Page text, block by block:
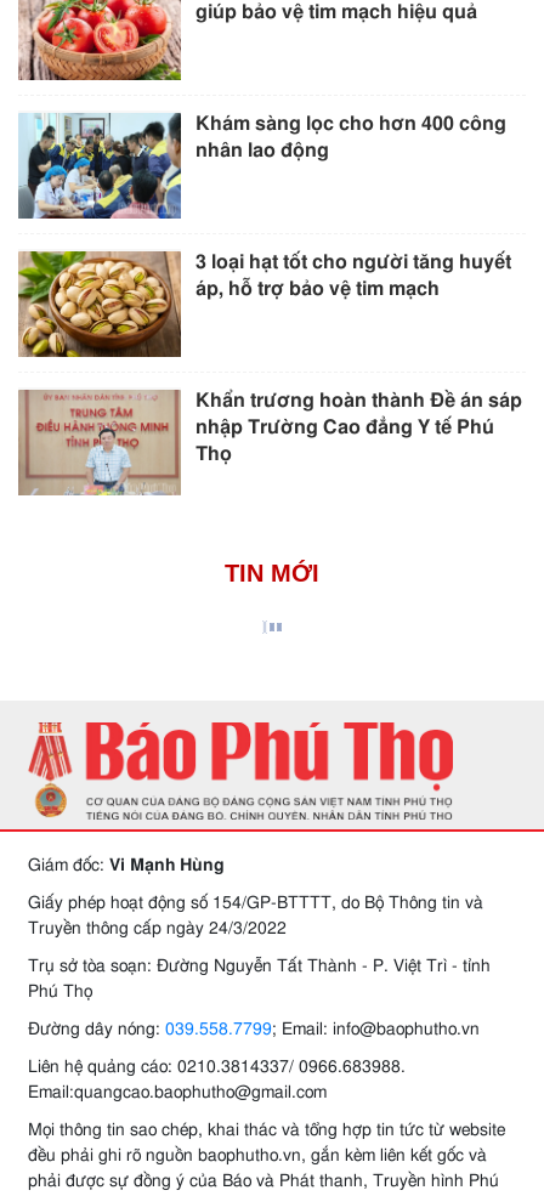
giúp bảo vệ tim mạch hiệu quả
Khám sàng lọc cho hơn 400 công
nhân lao động
3 loại hạt tốt cho người tăng huyết
áp, hỗ trợ bảo vệ tim mạch
Khẩn trương hoàn thành Đề án sáp
nhập Trường Cao đẳng Y tế Phú
Thọ
TIN MỚI
Giám đốc: Vi Mạnh Hùng
Giấy phép hoạt động số 154/GP-BTTTT, do Bộ Thông tin và
Truyền thông cấp ngày 24/3/2022
Trụ sở tòa soạn: Đường Nguyễn Tất Thành - P. Việt Trì - tỉnh
Phú Thọ
Đường dây nóng: 039.558.7799; Email: info@baophutho.vn
Liên hệ quảng cáo: 0210.3814337/ 0966.683988.
Email:quangcao.baophutho@gmail.com
Mọi thông tin sao chép, khai thác và tổng hợp tin tức từ website
đều phải ghi rõ nguồn baophutho.vn, gắn kèm liên kết gốc và
phải được sự đồng ý của Báo và Phát thanh, Truyền hình Phú